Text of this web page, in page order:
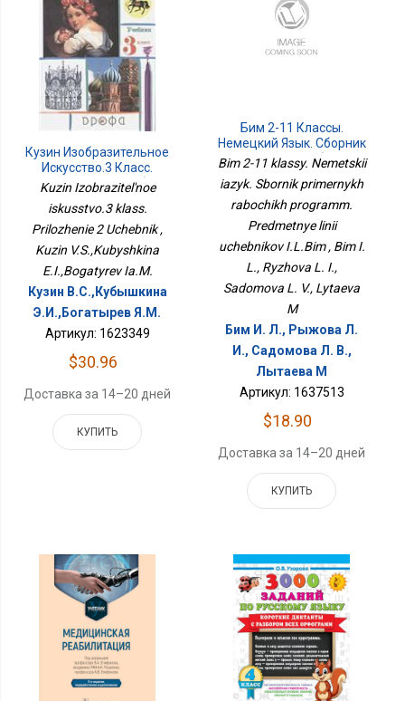
Кузин Изобразительное
Искусство.3 Класс.
Приложение 2 Учебник
Kuzin Izobrazitel'noe
iskusstvo.3 klass.
Prilozhenie 2 Uchebnik ,
Kuzin V.S.,Kubyshkina
E.I.,Bogatyrev Ia.M.
Кузин В.С.,Кубышкина
Э.И.,Богатырев Я.М.
Артикул: 1623349
$30.96
Доставка за 14–20 дней
КУПИТЬ
Бим 2-11 Классы.
Немецкий Язык. Сборник
Примерных Рабочих
Программ. Предметные
Линии Учебников
И.Л.Бим
Bim 2-11 klassy. Nemetskii
iazyk. Sbornik primernykh
rabochikh programm.
Predmetnye linii
uchebnikov I.L.Bim , Bim I.
L., Ryzhova L. I.,
Sadomova L. V., Lytaeva
M
Бим И. Л., Рыжова Л.
И., Садомова Л. В.,
Лытаева М
Артикул: 1637513
$18.90
Доставка за 14–20 дней
КУПИТЬ